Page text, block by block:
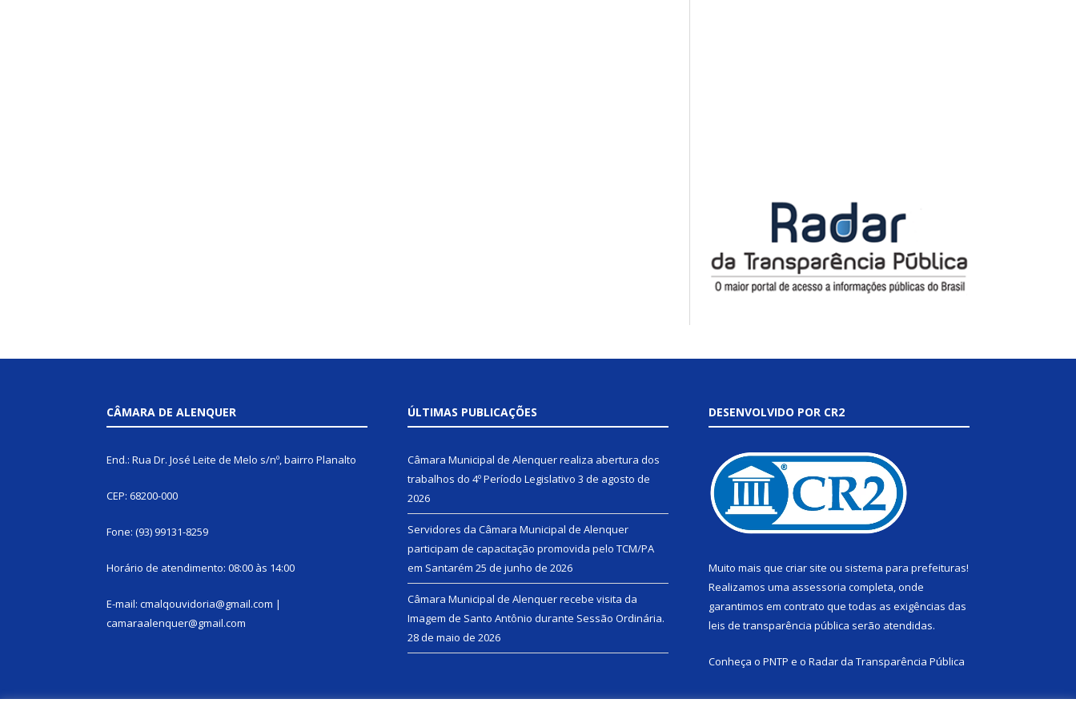
CÂMARA DE ALENQUER
End.: Rua Dr. José Leite de Melo s/nº, bairro Planalto
CEP: 68200-000
Fone: (93) 99131-8259
Horário de atendimento: 08:00 às 14:00
E-mail: cmalqouvidoria@gmail.com |
camaraalenquer@gmail.com
ÚLTIMAS PUBLICAÇÕES
Câmara Municipal de Alenquer realiza abertura dos
trabalhos do 4º Período Legislativo 3 de agosto de
2026
Servidores da Câmara Municipal de Alenquer
participam de capacitação promovida pelo TCM/PA
em Santarém 25 de junho de 2026
Câmara Municipal de Alenquer recebe visita da
Imagem de Santo Antônio durante Sessão Ordinária.
28 de maio de 2026
DESENVOLVIDO POR CR2
Muito mais que criar site ou sistema para prefeituras!
Realizamos uma assessoria completa, onde
garantimos em contrato que todas as exigências das
leis de transparência pública serão atendidas.
Conheça o PNTP e o Radar da Transparência Pública